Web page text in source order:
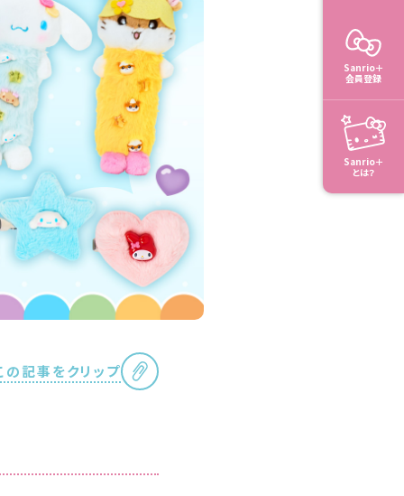
Sanrio＋
会員登録
Sanrio＋
とは？
の記事をクリップ